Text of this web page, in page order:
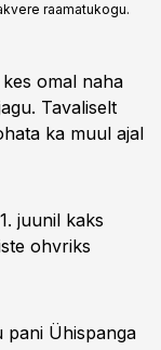
raamatukogu.
omal naha
Tavaliselt
ka muul ajal
juunil kaks
ohvriks
pani Ühispanga